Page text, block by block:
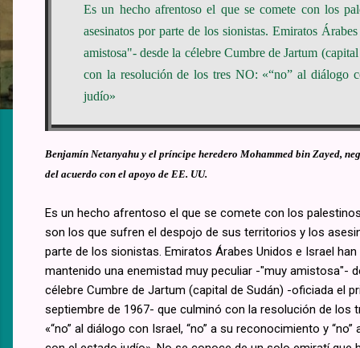
Es un hecho afrentoso el que se comete con los
asesinatos por parte de los sionistas. Emiratos
amistosa"- desde la célebre Cumbre de Jartum
con la resolución de los tres NO: «“no” al diálogo
judío»
Benjamín Netanyahu y el príncipe heredero Mohammed bin Zayed,
del acuerdo con el apoyo de EE. UU.
Es un hecho afrentoso el que se comete con los
son los que sufren el despojo de sus territorios y los
parte de los sionistas. Emiratos Árabes Unidos e Israel han
mantenido una enemistad muy peculiar -"muy amistosa"-
célebre Cumbre de Jartum (capital de Sudán) -oficiada el
septiembre de 1967- que culminó con la resolución de los
«“no” al diálogo con Israel, “no” a su reconocimiento y “no”